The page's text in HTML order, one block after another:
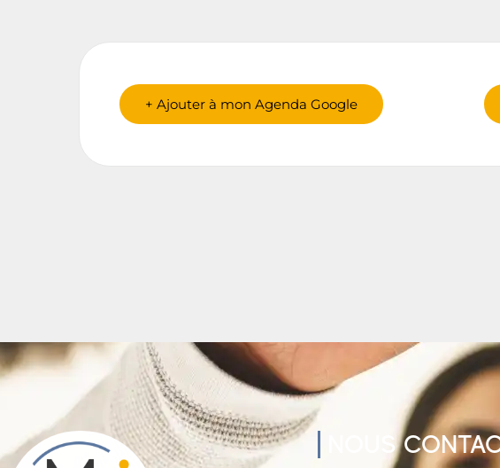
+ Ajouter à mon Agenda Google
NOUS